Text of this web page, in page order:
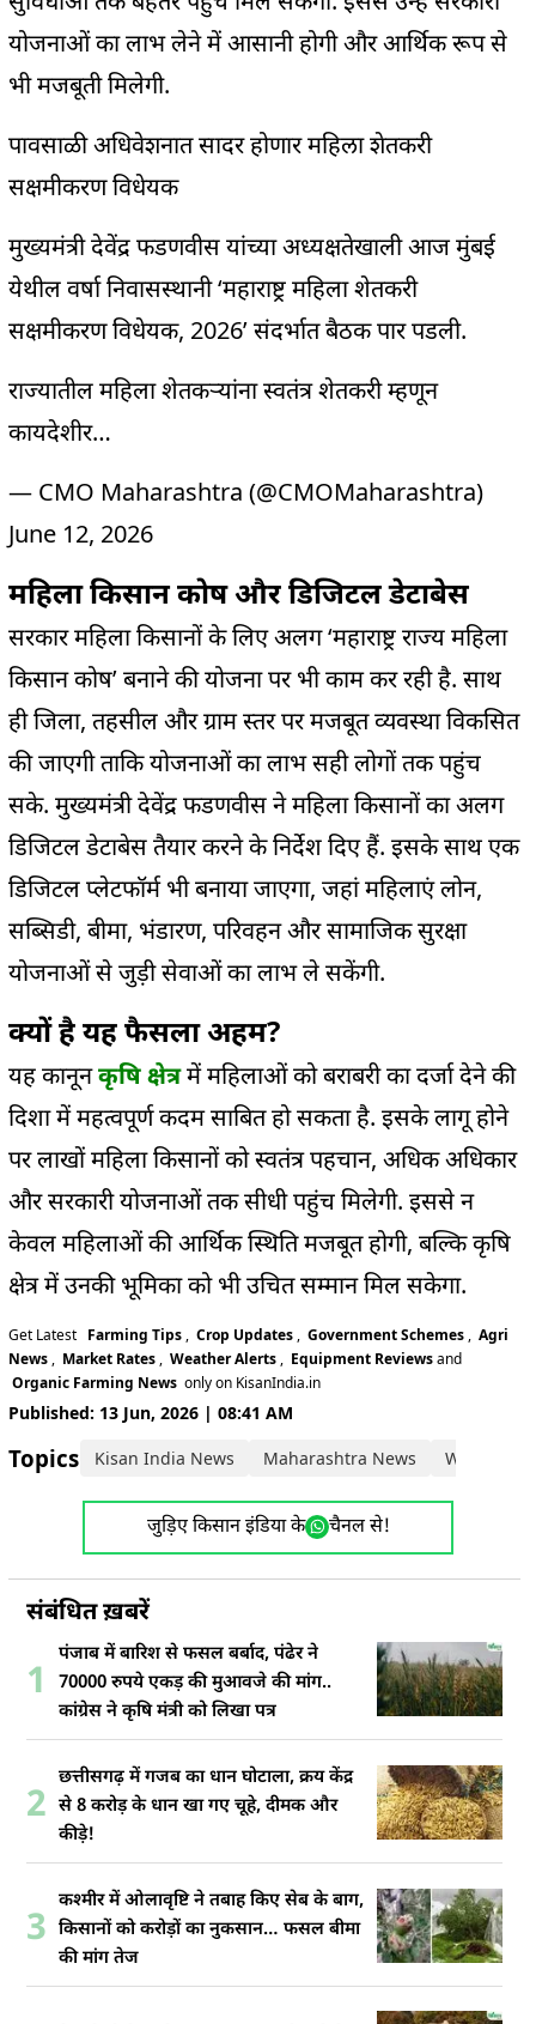
योजनाओं का लाभ लेने में आसानी होगी और आर्थिक रूप से
भी मजबूती मिलेगी.
पावसाळी अधिवेशनात सादर होणार महिला शेतकरी
सक्षमीकरण विधेयक
मुख्यमंत्री देवेंद्र फडणवीस यांच्या अध्यक्षतेखाली आज मुंबई
येथील वर्षा निवासस्थानी ‘महाराष्ट्र महिला शेतकरी
सक्षमीकरण विधेयक, 2026’ संदर्भात बैठक पार पडली.
राज्यातील महिला शेतकऱ्यांना स्वतंत्र शेतकरी म्हणून
कायदेशीर…
— CMO Maharashtra (@CMOMaharashtra)
June 12, 2026
महिला किसान कोष और डिजिटल डेटाबेस
सरकार महिला किसानों के लिए अलग ‘महाराष्ट्र राज्य महिला
किसान कोष’ बनाने की योजना पर भी काम कर रही है. साथ
ही जिला, तहसील और ग्राम स्तर पर मजबूत व्यवस्था विकसित
की जाएगी ताकि योजनाओं का लाभ सही लोगों तक पहुंच
सके. मुख्यमंत्री देवेंद्र फडणवीस ने महिला किसानों का अलग
डिजिटल डेटाबेस तैयार करने के निर्देश दिए हैं. इसके साथ एक
डिजिटल प्लेटफॉर्म भी बनाया जाएगा, जहां महिलाएं लोन,
सब्सिडी, बीमा, भंडारण, परिवहन और सामाजिक सुरक्षा
योजनाओं से जुड़ी सेवाओं का लाभ ले सकेंगी.
क्यों है यह फैसला अहम?
यह कानूनकृषि क्षेत्रमें महिलाओं को बराबरी का दर्जा देने की
दिशा में महत्वपूर्ण कदम साबित हो सकता है. इसके लागू होने
पर लाखों महिला किसानों को स्वतंत्र पहचान, अधिक अधिकार
और सरकारी योजनाओं तक सीधी पहुंच मिलेगी. इससे न
केवल महिलाओं की आर्थिक स्थिति मजबूत होगी, बल्कि कृषि
क्षेत्र में उनकी भूमिका को भी उचित सम्मान मिल सकेगा.
Get Latest Farming Tips , Crop Updates , Government Schemes , Agri
News , Market Rates , Weather Alerts , Equipment Reviewsand
Organic Farming News only on KisanIndia.in
Published: 13 Jun, 2026 | 08:41 AM
Topics: Kisan India News Maharashtra News Women
जुड़िए किसान इंडिया के चैनल से!
संबंधित ख़बरें
1
पंजाब में बारिश से फसल बर्बाद, पंढेर ने
70000 रुपये एकड़ की मुआवजे की मांग..
कांग्रेस ने कृषि मंत्री को लिखा पत्र
2
छत्तीसगढ़ में गजब का धान घोटाला, क्रय केंद्र
से 8 करोड़ के धान खा गए चूहे, दीमक और
कीड़े!
3
कश्मीर में ओलावृष्टि ने तबाह किए सेब के बाग,
किसानों को करोड़ों का नुकसान… फसल बीमा
की मांग तेज